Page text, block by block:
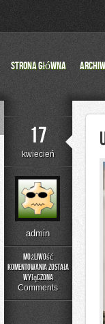
Strona główna
17
kwiecień
admin
Możliwość
komentowania
Urbanistyka
Miasta
została
wyłączona
Comments